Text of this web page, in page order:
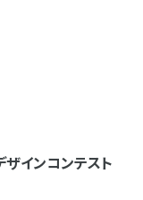
ザインコンテスト